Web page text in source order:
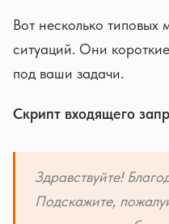
Вот несколько типовых
ситуаций. Они
под ваши задачи.
Скрипт входящего
Здравствуйте!
Подскажите,